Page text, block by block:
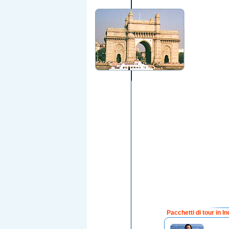
Pacchetti di tour in